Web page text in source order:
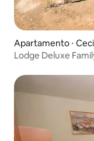
Apartamento ⋅
Lodge Deluxe